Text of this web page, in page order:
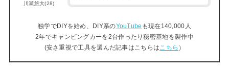
川瀬悠大(28)
独学でDIYを始め、DIY系のYouTube も現在140,000人
2年でキャンピングカーを2台作ったり秘密基地を製作中
(安さ重視で工具を選んだ記事はこちらは こちら ）